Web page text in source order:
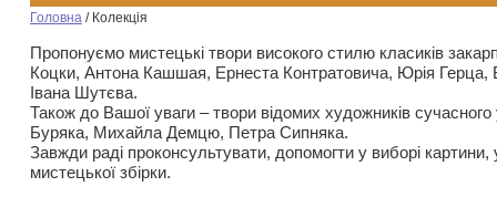
Головна / Колекція
Пропонуємо мистецькі твори високого стилю класиків
Коцки, Антона Кашшая, Ернеста Контратовича, Юрія
Івана Шутєва.
Також до Вашої уваги – твори відомих художників
Буряка, Михайла Демцю, Петра Сипняка.
Завжди раді проконсультувати, допомогти у виборі картини,
мистецької збірки.